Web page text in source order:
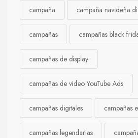
campaña campaña navideña
campañas campañas black
campañas de display
campañas de video YouTube Ads
campañas digitales campañas
campañas legendarias